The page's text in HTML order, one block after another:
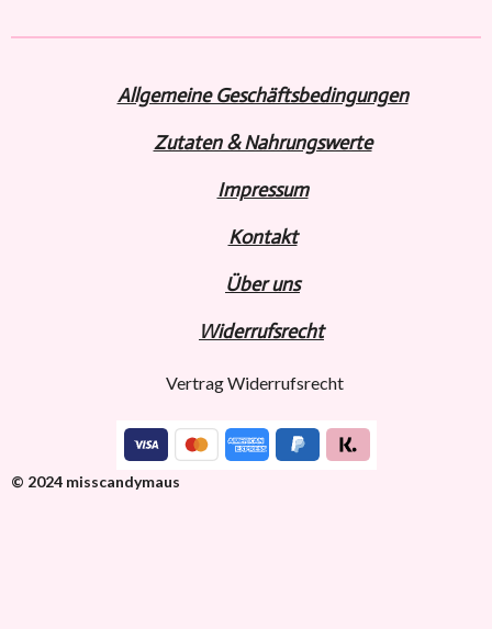
n
n
n
n
Allgemeine Geschäftsbedingungen
Zutaten & Nahrungswerte
Impressum
Kontakt
Über uns
Widerrufsrecht
Vertrag Widerrufsrecht
© 2024 misscandymaus